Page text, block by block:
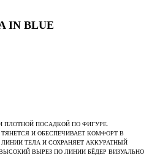
IN BLUE
ПОСАДКОЙ ПО ФИГУРЕ.
И ОБЕСПЕЧИВАЕТ КОМФОРТ В
ТЕЛА И СОХРАНЯЕТ АККУРАТНЫЙ
ВЫРЕЗ ПО ЛИНИИ БЁДЕР ВИЗУАЛЬНО